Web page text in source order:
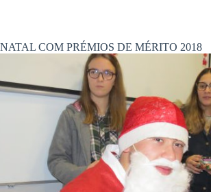
NATAL COM PRÉMIOS DE MÉRITO 2018